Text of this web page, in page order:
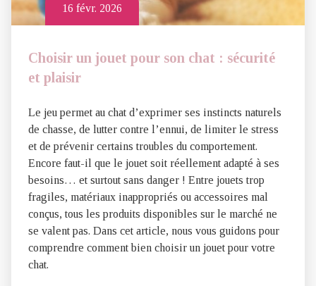
16 févr. 2026
Choisir un jouet pour son chat : sécurité
et plaisir
Le jeu permet au chat d’exprimer ses instincts naturels
de chasse, de lutter contre l’ennui, de limiter le stress
et de prévenir certains troubles du comportement.
Encore faut-il que le jouet soit réellement adapté à ses
besoins… et surtout sans danger ! Entre jouets trop
fragiles, matériaux inappropriés ou accessoires mal
conçus, tous les produits disponibles sur le marché ne
se valent pas. Dans cet article, nous vous guidons pour
comprendre comment bien choisir un jouet pour votre
chat.